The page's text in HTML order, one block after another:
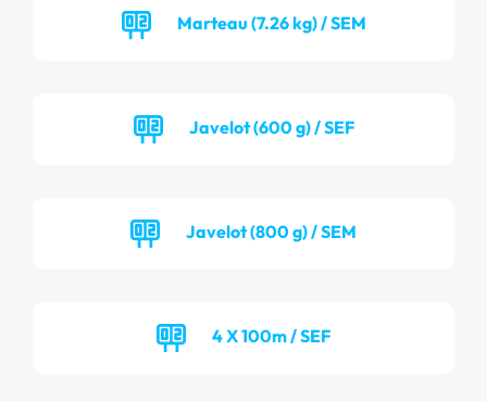
Marteau (7.26 kg) / SEM
Javelot (600 g) / SEF
Javelot (800 g) / SEM
4 X 100m / SEF